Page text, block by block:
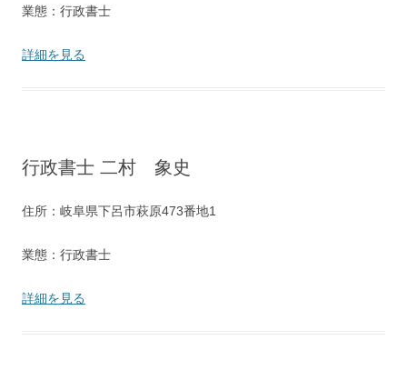
業態：行政書士
詳細を見る
行政書士 二村 象史
住所：岐阜県下呂市萩原473番地1
業態：行政書士
詳細を見る